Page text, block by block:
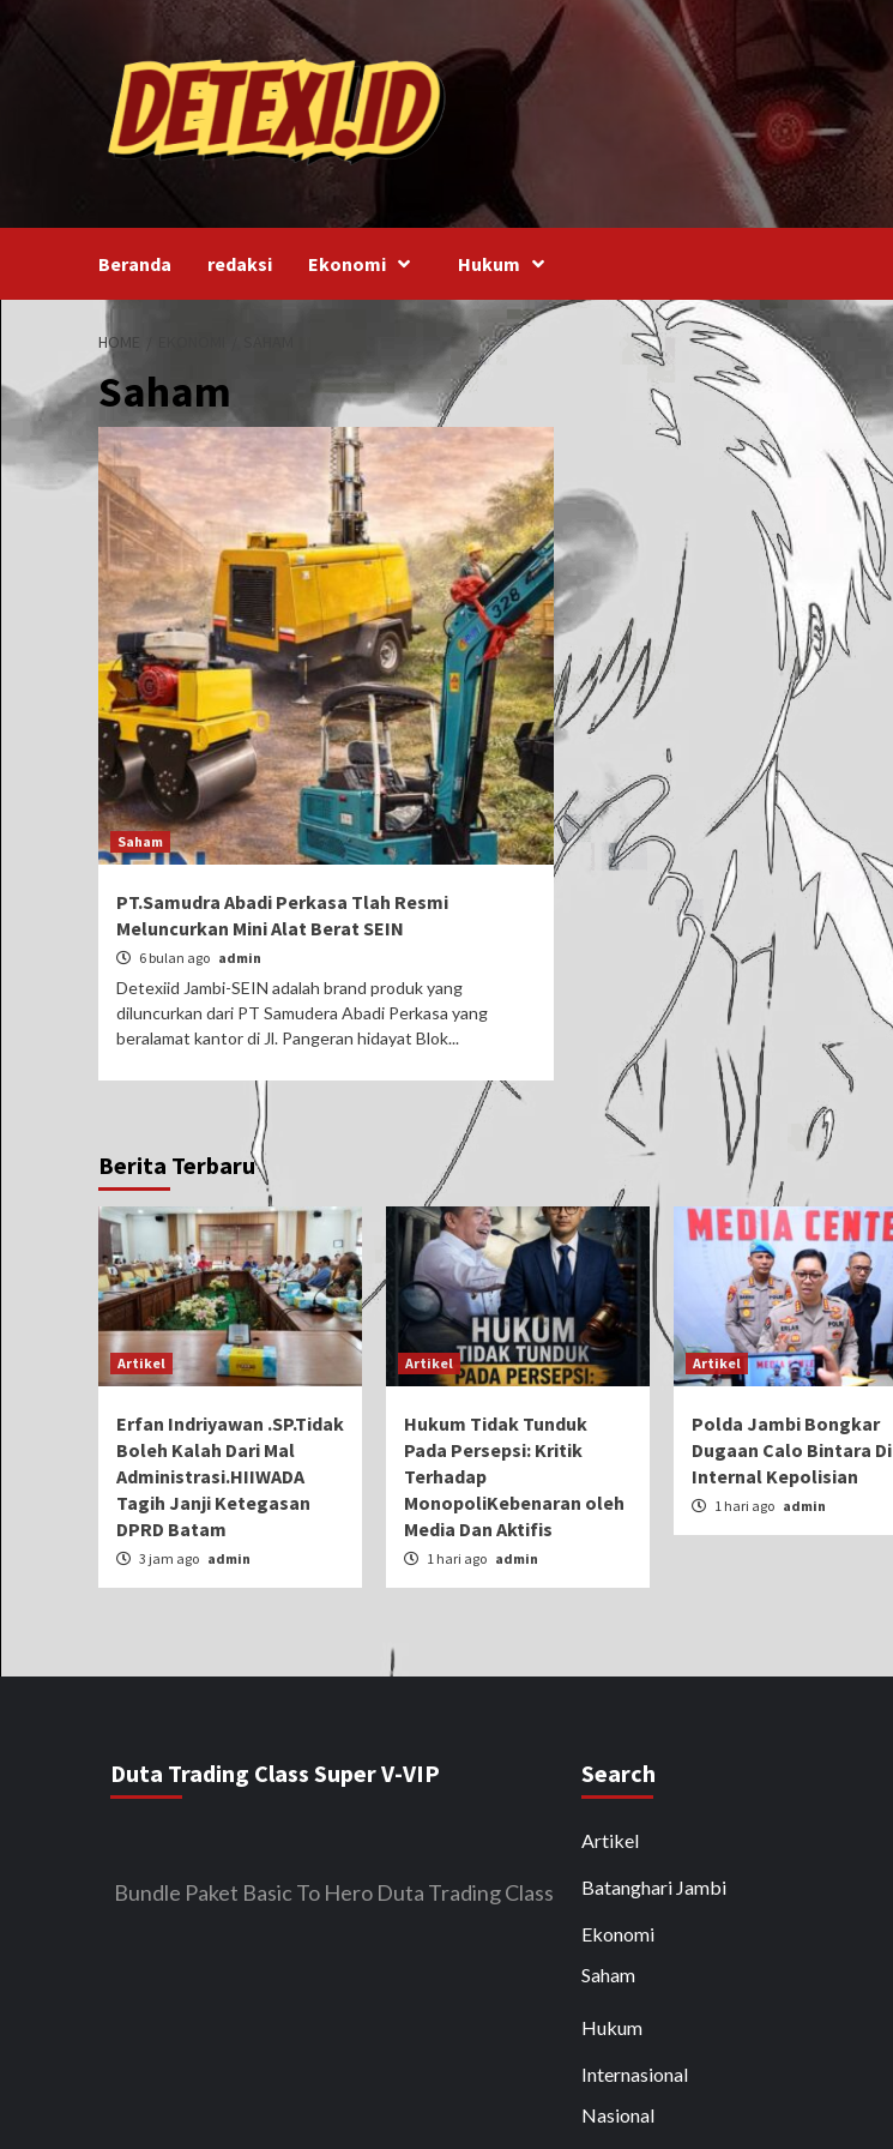
Beranda redaksi Ekonomi Hukum
HOME
Saham
Saham
PT.Samudra Abadi Perkasa Tlah Resmi
Meluncurkan Mini Alat Berat SEIN
6 bulan ago admin
Detexiid Jambi-SEIN adalah brand produk yang
diluncurkan dari PT Samudera Abadi Perkasa yang
beralamat kantor di Jl. Pangeran hidayat Blok...
Berita Terbaru
Artikel
Erfan Indriyawan .SP.Tidak
Boleh Kalah Dari Mal
Administrasi.HIIWADA
Tagih Janji Ketegasan
DPRD Batam
3 jam ago admin
Artikel
Hukum Tidak Tunduk
Pada Persepsi: Kritik
Terhadap
MonopoliKebenaran oleh
Media Dan Aktifis
1 hari ago admin
Artikel
Polda Jambi Bongkar
Dugaan Calo Bintara Di
Internal Kepolisian
1 hari ago admin
Duta Trading Class Super V-VIP
Bundle Paket Basic To Hero Duta Trading Class
Search
Artikel
Batanghari Jambi
Ekonomi
Saham
Hukum
Internasional
Nasional